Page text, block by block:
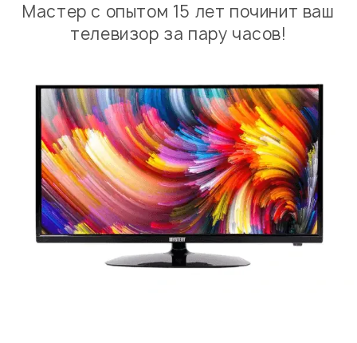
Мастер с опытом 15 лет починит ваш
телевизор за пару часов!